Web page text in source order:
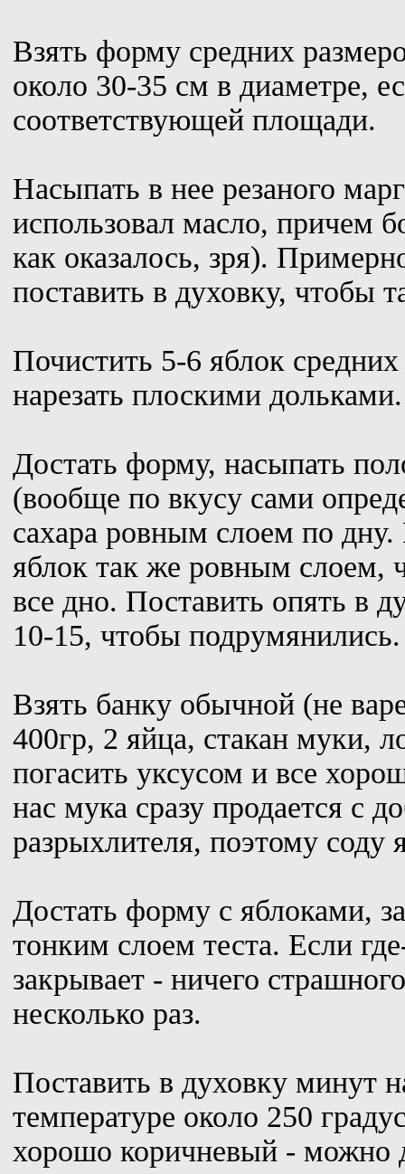
Взять форму средних
около 30-35 см в диаметре,
соответствующей площади.
Насыпать в нее резаного
использовал масло, причем
как оказалось, зря).
поставить в духовку, чтобы
Почистить 5-6 яблок
нарезать плоскими дольками.
Достать форму, насыпать
(вообще по вкусу сами
сахара ровным слоем по
яблок так же ровным слоем,
все дно. Поставить опять в
10-15, чтобы подрумянились.
Взять банку обычной (не
400гр, 2 яйца, стакан муки,
погасить уксусом и все
нас мука сразу продается с
разрыхлителя, поэтому соду
Достать форму с яблоками,
тонким слоем теста. Если
закрывает - ничего
несколько раз.
Поставить в духовку минут
температуре около 250
хорошо коричневый - можно